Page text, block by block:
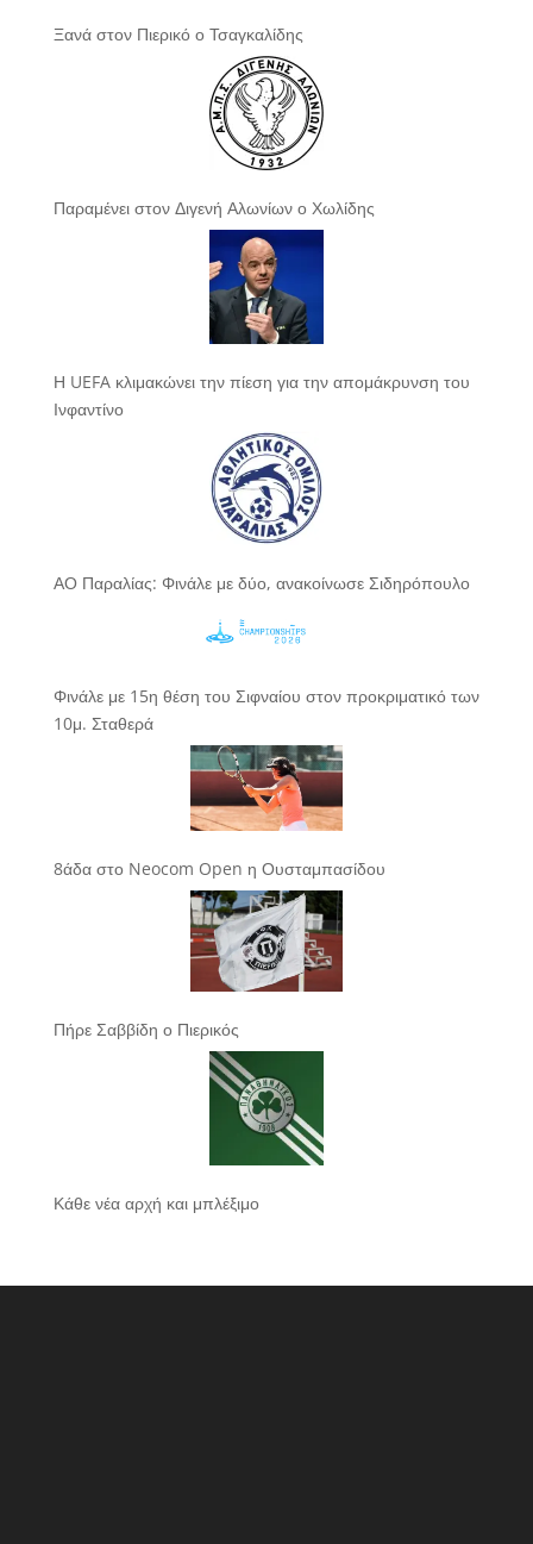
Ξανά στον Πιερικό ο Τσαγκαλίδης
Παραμένει στον Διγενή Αλωνίων ο Χωλίδης
Η UEFA κλιμακώνει την πίεση για την απομάκρυνση του
Ινφαντίνο
ΑΟ Παραλίας: Φινάλε με δύο, ανακοίνωσε Σιδηρόπουλο
Φινάλε με 15η θέση του Σιφναίου στον προκριματικό των
10μ. Σταθερά
8άδα στο Neocom Open η Ουσταμπασίδου
Πήρε Σαββίδη ο Πιερικός
Κάθε νέα αρχή και μπλέξιμο